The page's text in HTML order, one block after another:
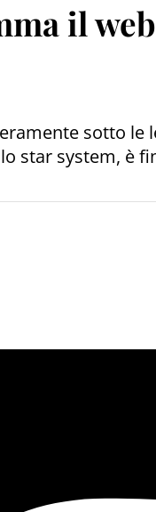
il
sotto le
star system, è